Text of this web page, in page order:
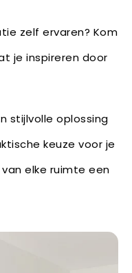
zelf ervaren? Kom
je inspireren door
stijlvolle oplossing
keuze voor je
elke ruimte een